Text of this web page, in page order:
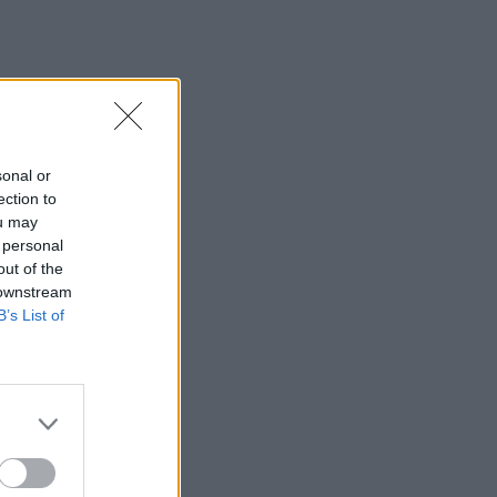
or
to
may
of the
List of
Εντυπωσιάζουν οι εικόνες από το νέο
αεροδρόμιο στο Καστέλλι - Δείτε
βίντεο